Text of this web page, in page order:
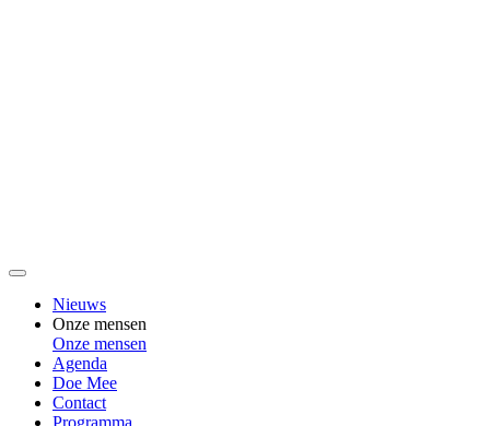
Nieuws
Onze mensen
Onze mensen
Agenda
Doe Mee
Contact
Programma